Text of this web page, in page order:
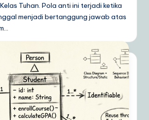
Tuhan. Pola anti ini terjadi ketika
menjadi bertanggung jawab atas